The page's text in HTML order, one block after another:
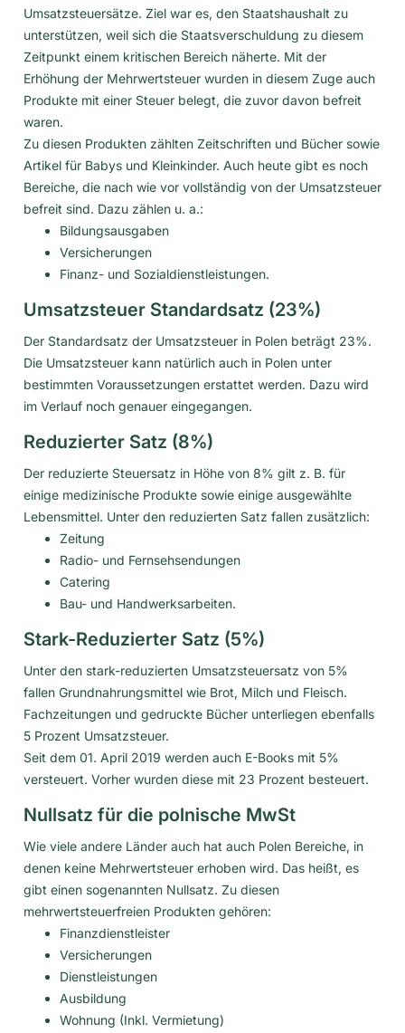
Umsatzsteuersätze. Ziel war es, den Staatshaushalt zu
unterstützen, weil sich die Staatsverschuldung zu diesem
Zeitpunkt einem kritischen Bereich näherte. Mit der
Erhöhung der Mehrwertsteuer wurden in diesem Zuge auch
Produkte mit einer Steuer belegt, die zuvor davon befreit
waren.
Zu diesen Produkten zählten Zeitschriften und Bücher sowie
Artikel für Babys und Kleinkinder. Auch heute gibt es noch
Bereiche, die nach wie vor vollständig von der Umsatzsteuer
befreit sind. Dazu zählen u. a.:
Bildungsausgaben
Versicherungen
Finanz- und Sozialdienstleistungen.
Umsatzsteuer Standardsatz (23%)
Der Standardsatz der Umsatzsteuer in Polen beträgt 23%.
Die Umsatzsteuer kann natürlich auch in Polen unter
bestimmten Voraussetzungen erstattet werden. Dazu wird
im Verlauf noch genauer eingegangen.
Reduzierter Satz (8%)
Der reduzierte Steuersatz in Höhe von 8% gilt z. B. für
einige medizinische Produkte sowie einige ausgewählte
Lebensmittel. Unter den reduzierten Satz fallen zusätzlich:
Zeitung
Radio- und Fernsehsendungen
Catering
Bau- und Handwerksarbeiten.
Stark-Reduzierter Satz (5%)
Unter den stark-reduzierten Umsatzsteuersatz von 5%
fallen Grundnahrungsmittel wie Brot, Milch und Fleisch.
Fachzeitungen und gedruckte Bücher unterliegen ebenfalls
5 Prozent Umsatzsteuer.
Seit dem 01. April 2019 werden auch E-Books mit 5%
versteuert. Vorher wurden diese mit 23 Prozent besteuert.
Nullsatz für die polnische MwSt
Wie viele andere Länder auch hat auch Polen Bereiche, in
denen keine Mehrwertsteuer erhoben wird. Das heißt, es
gibt einen sogenannten Nullsatz. Zu diesen
mehrwertsteuerfreien Produkten gehören:
Finanzdienstleister
Versicherungen
Dienstleistungen
Ausbildung
Wohnung (Inkl. Vermietung)